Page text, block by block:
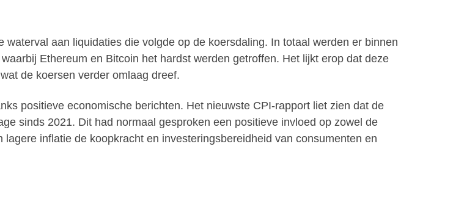
aan liquidaties die volgde op de koersdaling. In totaal werden er binnen
Ethereum en Bitcoin het hardst werden getroffen. Het lijkt erop dat deze
de koersen verder omlaag dreef.
positieve economische berichten. Het nieuwste CPI-rapport liet zien dat de
sinds 2021. Dit had normaal gesproken een positieve invloed op zowel de
inflatie de koopkracht en investeringsbereidheid van consumenten en